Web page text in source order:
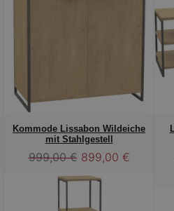
Kommode Lissabon Wildeiche
mit Stahlgestell
999,00 € 899,00 €